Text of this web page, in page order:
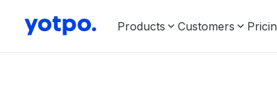
Products Customers